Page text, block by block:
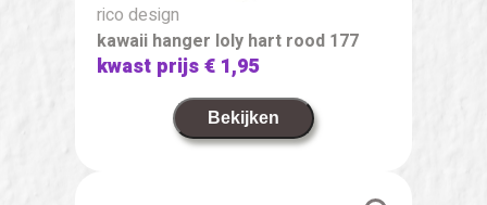
rico design
kawaii hanger loly hart rood 177
kwast prijs€ 1,95
Bekijken